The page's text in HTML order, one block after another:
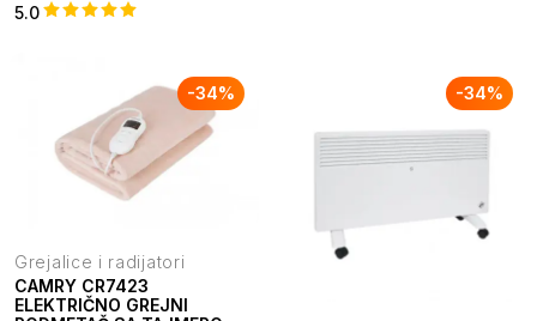
5.0
-34%
Grejalice i radijatori
CAMRY CR7423
ELEKTRIČNO GREJNI
-34%